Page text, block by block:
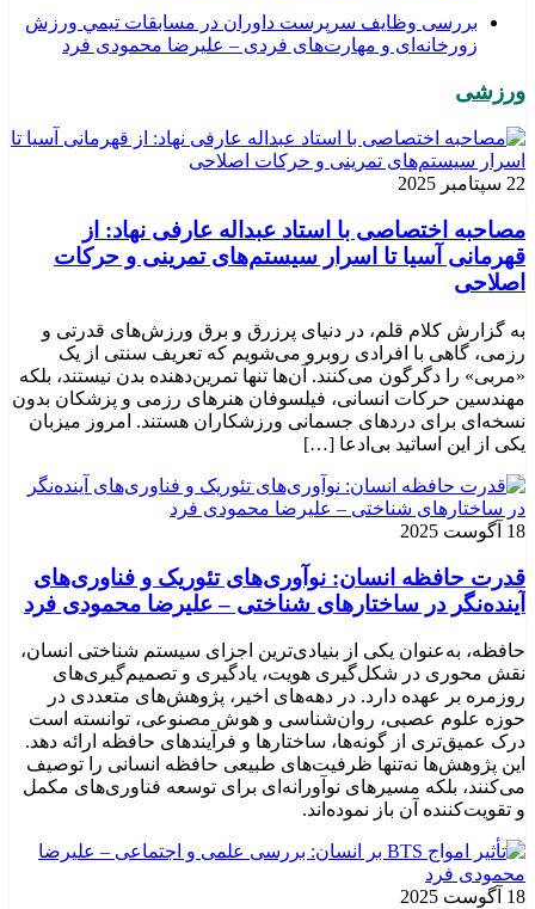
بررسی وظايف سرپرست داوران در مسابقات تیمي ورزش
زورخانه‌ای و مهارت‌های فردی – علیرضا محمودی فرد
ورزشی
22 سپتامبر 2025
مصاحبه اختصاصی با استاد عبداله عارفی نهاد: از
قهرمانی آسیا تا اسرار سیستم‌های تمرینی و حرکات
اصلاحی
به گزارش کلام قلم، در دنیای پرزرق و برق ورزش‌های قدرتی و
رزمی، گاهی با افرادی روبرو می‌شویم که تعریف سنتی از یک
«مربی» را دگرگون می‌کنند. آن‌ها تنها تمرین‌دهنده بدن نیستند، بلکه
مهندسین حرکات انسانی، فیلسوفان هنرهای رزمی و پزشکان بدون
نسخه‌ای برای دردهای جسمانی ورزشکاران هستند. امروز میزبان
یکی از این اساتید بی‌ادعا […]
18 آگوست 2025
قدرت حافظه انسان: نوآوری‌های تئوریک و فناوری‌های
آینده‌نگر در ساختارهای شناختی – علیرضا محمودی فرد
حافظه، به‌عنوان یکی از بنیادی‌ترین اجزای سیستم شناختی انسان،
نقش محوری در شکل‌گیری هویت، یادگیری و تصمیم‌گیری‌های
روزمره بر عهده دارد. در دهه‌های اخیر، پژوهش‌های متعددی در
حوزه علوم عصبی، روان‌شناسی و هوش مصنوعی، توانسته‌ است
درک عمیق‌تری از گونه‌ها، ساختارها و فرآیندهای حافظه ارائه دهد.
این پژوهش‌ها نه‌تنها ظرفیت‌های طبیعی حافظه انسانی را توصیف
می‌کنند، بلکه مسیرهای نوآورانه‌ای برای توسعه فناوری‌های مکمل
و تقویت‌کننده آن باز نموده‌اند.
18 آگوست 2025